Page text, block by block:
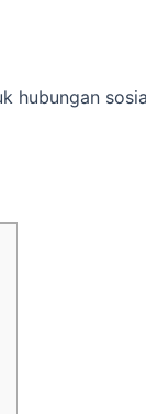
hubungan